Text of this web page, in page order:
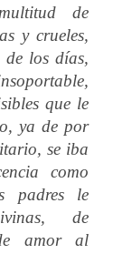
de
y crueles,
los días,
que le
ya de por
se iba
como
padres le
de
amor al